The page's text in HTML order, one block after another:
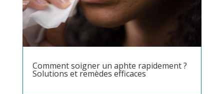
Comment soigner un aphte rapidement ?
Solutions et remèdes efficaces